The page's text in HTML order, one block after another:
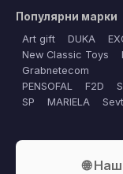
Популярни марки
Art gift DUKA
New Classic Toys
Grabnetecom
PENSOFAL
F2D
SP
MARIELA
🌐